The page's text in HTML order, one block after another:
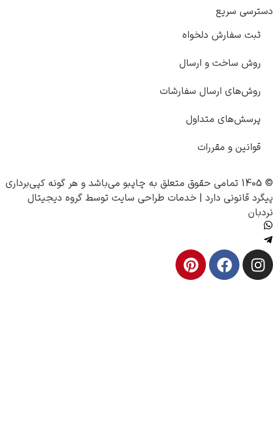
سفارشات
چاپبومی‌باشد و هر گونه کپی‌برداری
|خدمات طراحی سایتتوسطگروه دیجیتال